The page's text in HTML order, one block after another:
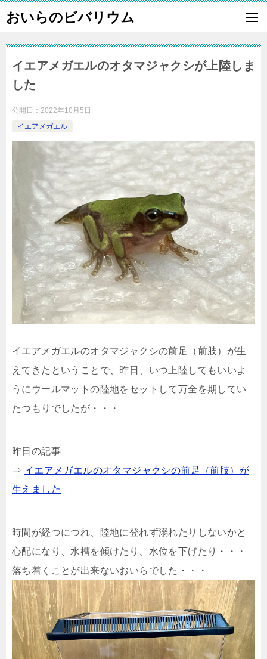
おいらのビバリウム
イエアメガエルのオタマジャクシが上陸しま
した
公開日： 2022年10月5日
イエアメガエル
イエアメガエルのオタマジャクシの前足（前肢）が生
えてきたということで、昨日、いつ上陸してもいいよ
うにウールマットの陸地をセットして万全を期してい
たつもりでしたが・・・
昨日の記事
⇒ イエアメガエルのオタマジャクシの前足（前肢）が
生えました
時間が経つにつれ、陸地に登れず溺れたりしないかと
心配になり、水槽を傾けたり、水位を下げたり・・・
落ち着くことが出来ないおいらでした・・・